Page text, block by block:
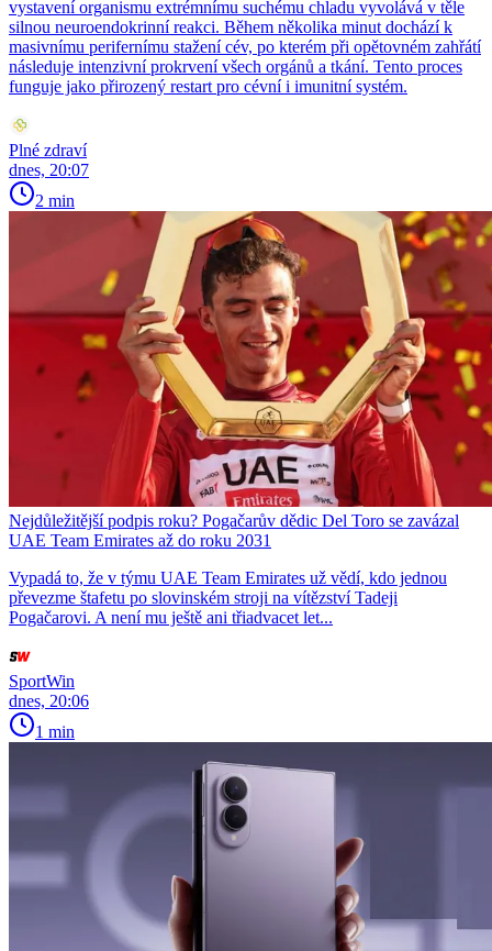
vystavení organismu extrémnímu suchému chladu vyvolává v těle
silnou neuroendokrinní reakci. Během několika minut dochází k
masivnímu perifernímu stažení cév, po kterém při opětovném zahřátí
následuje intenzivní prokrvení všech orgánů a tkání. Tento proces
funguje jako přirozený restart pro cévní i imunitní systém.
Plné zdraví
dnes, 20:07
2 min
Nejdůležitější podpis roku? Pogačarův dědic Del Toro se zavázal
UAE Team Emirates až do roku 2031
Vypadá to, že v týmu UAE Team Emirates už vědí, kdo jednou
převezme štafetu po slovinském stroji na vítězství Tadeji
Pogačarovi. A není mu ještě ani třiadvacet let...
SportWin
dnes, 20:06
1 min